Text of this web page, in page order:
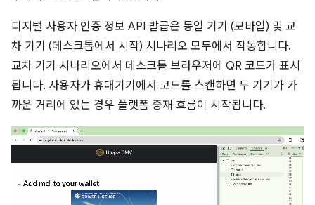
디지털 사용자 인증 정보 API 발급은 동일 기기 (모바일) 및 교
차 기기 (데스크톱에서 시작) 시나리오 모두에서 작동합니다.
교차 기기 시나리오에서 데스크톱 브라우저에 QR 코드가 표시
됩니다. 사용자가 휴대기기에서 코드를 스캔하면 두 기기가 가
까운 거리에 있는 경우 플랫폼 중재 흐름이 시작됩니다.